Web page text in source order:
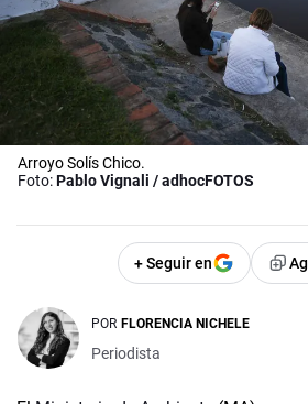
Arroyo Solís Chico.
Foto:Pablo Vignali / adhocFOTOS
+ Seguir en
POR FLORENCIA NICHELE
Periodista